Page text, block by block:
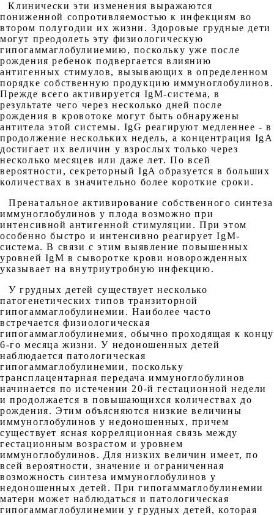
Клинически эти изменения выражаются
пониженной сопротивляемостью к инфекциям во
втором полугодии их жизни. Здоровые грудные дети
могут преодолеть эту физиологическую
гипогаммаглобулииемию, поскольку уже после
рождения ребенок подвергается влиянию
антигенных стимулов, вызывающих в определенном
порядке собственную продукцию иммуноглобулинов.
Прежде всего активируется IgM-система, в
результате чего через несколько дней после
рождения в кровотоке могут быть обнаружены
антитела этой системы. IgG реагируют медленнее - в
продолжение нескольких недель, а концентрация IgA
достигает их величин у взрослых только через
несколько месяцев или даже лет. По всей
вероятности, секреторный IgA образуется в больших
количествах в значительно более короткие сроки.
Пренатальное активирование собственного синтеза
иммуноглобулинов у плода возможно при
интенсивной антигенной стимуляции. При этом
особенно быстро и интенсивно реагирует IgM-
система. В связи с этим выявление повышенных
уровней IgM в сыворотке крови новорожденных
указывает на внутриутробную инфекцию.
У грудных детей существует несколько
патогенетических типов транзиторной
гипогаммаглобулинемии. Наиболее часто
встречается физиологическая
гипогаммаглобулинемия, обычно проходящая к концу
6-го месяца жизни. У недоношенных детей
наблюдается патологическая
гипогаммаглобулинемии, поскольку
трансплацентарная передача иммуноглобулинов
начинается по истечении 20-й гестационной недели
и продолжается в повышающихся количествах до
рождения. Этим объясняются низкие величины
иммуноглобулинов у недоношенных, причем
существует ясная корреляционная связь между
гестационным возрастом и уровнем
иммуноглобулинов. Для низких величин имеет, по
всей вероятности, значение и ограниченная
возможность синтеза иммуноглобулинов у
недоношенных детей. При гипогаммаглобулинемии
матери может наблюдаться и патологическая
гипогаммаглобулинемии у грудных детей, которая